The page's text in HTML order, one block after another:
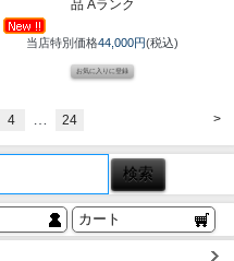
品 Aランク
当店特別価格44,000円(税込)
>
4 24
カート